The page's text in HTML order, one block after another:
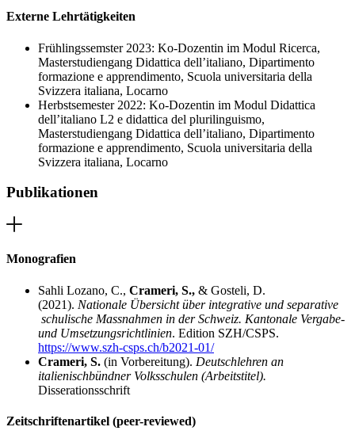
Externe Lehrtätigkeiten
Frühlingssemster 2023: Ko-Dozentin im Modul Ricerca,
Masterstudiengang Didattica dell’italiano, Dipartimento
formazione e apprendimento, Scuola universitaria della
Svizzera italiana, Locarno
Herbstsemester 2022: Ko-Dozentin im Modul Didattica
dell’italiano L2 e didattica del plurilinguismo,
Masterstudiengang Didattica dell’italiano, Dipartimento
formazione e apprendimento, Scuola universitaria della
Svizzera italiana, Locarno
Publikationen
Monografien
Sahli Lozano, C., Crameri, S., & Gosteli, D.
(2021). Nationale Übersicht über integrative und separative
schulische Massnahmen in der Schweiz. Kantonale Vergabe-
und Umsetzungsrichtlinien. Edition SZH/CSPS.
https://www.szh-csps.ch/b2021-01/
Crameri, S. (in Vorbereitung). Deutschlehren an
italienischbündner Volksschulen (Arbeitstitel).
Disserationsschrift
Zeitschriftenartikel (peer-reviewed)